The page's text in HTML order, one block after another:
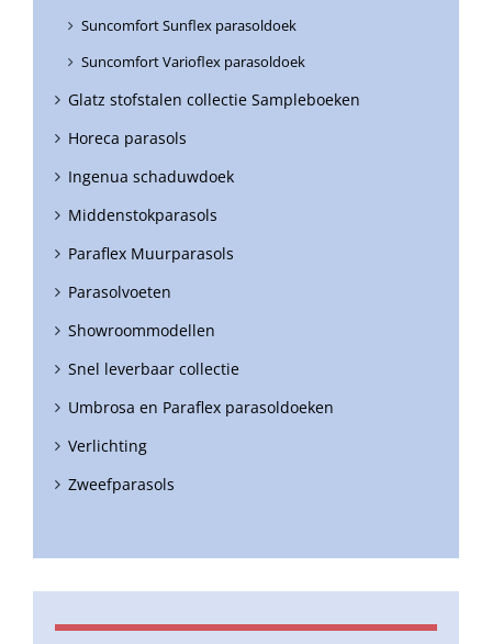
Suncomfort Sunflex parasoldoek
Suncomfort Varioflex parasoldoek
Glatz stofstalen collectie Sampleboeken
Horeca parasols
Ingenua schaduwdoek
Middenstokparasols
Paraflex Muurparasols
Parasolvoeten
Showroommodellen
Snel leverbaar collectie
Umbrosa en Paraflex parasoldoeken
Verlichting
Zweefparasols